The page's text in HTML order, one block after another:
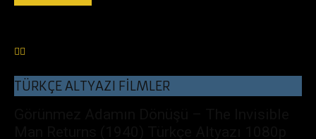
TÜRKÇE ALTYAZI FİLMLER